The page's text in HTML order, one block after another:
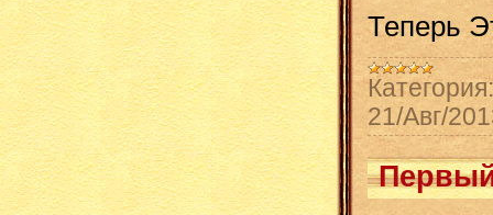
Теперь
Категория:
21/Авг/